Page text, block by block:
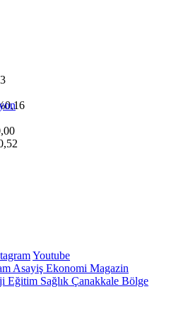
Youtube
Asayiş Ekonomi Magazin
Eğitim Sağlık Çanakkale Bölge